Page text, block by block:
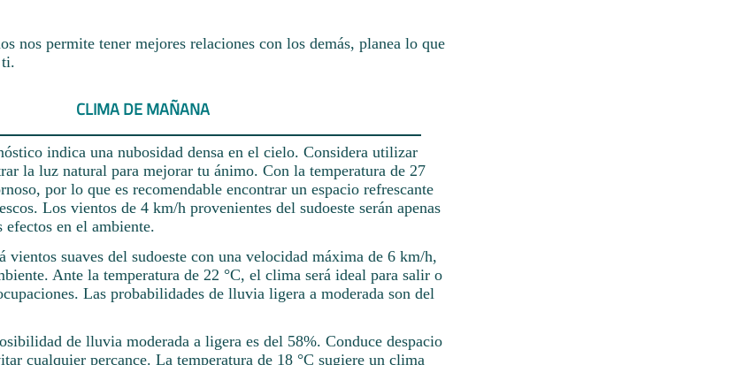
nos permite tener mejores relaciones con los demás, planea lo que
ti.
CLIMA DE MAÑANA
indica una nubosidad densa en el cielo. Considera utilizar
la luz natural para mejorar tu ánimo. Con la temperatura de 27
por lo que es recomendable encontrar un espacio refrescante
Los vientos de 4 km/h provenientes del sudoeste serán apenas
en el ambiente.
vientos suaves del sudoeste con una velocidad máxima de 6 km/h,
Ante la temperatura de 22 °C, el clima será ideal para salir o
Las probabilidades de lluvia ligera a moderada son del
de lluvia moderada a ligera es del 58%. Conduce despacio
cualquier percance. La temperatura de 18 °C sugiere un clima